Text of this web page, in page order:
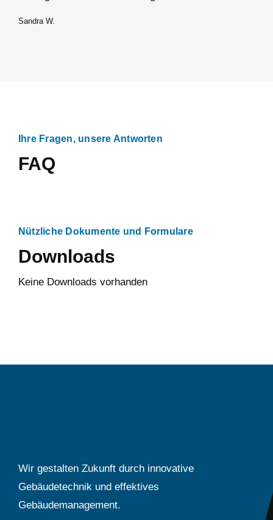
Sandra W.
Ihre Fragen, unsere Antworten
FAQ
Nützliche Dokumente und Formulare
Downloads
Keine Downloads vorhanden
Wir gestalten Zukunft durch innovative
Gebäude­technik und effektives
Gebäudemanagement.